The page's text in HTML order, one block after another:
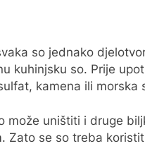
so jednako
kuhinjsku so. Prije
kamena ili morska
može uništiti i druge
Zato se so treba